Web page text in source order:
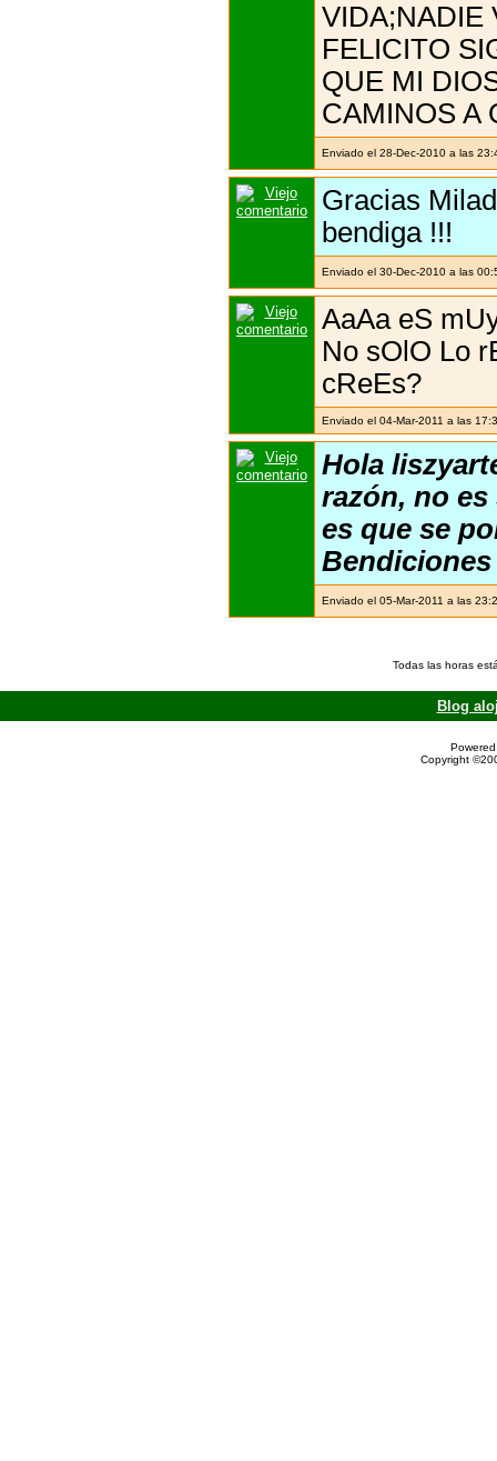
VIDA;NADIE
FELICITO
QUE MI
CAMINOS A
Enviado el 28-Dec-2010 a las
Gracias
bendiga !!!
Enviado el 30-Dec-2010 a las
AaAa eS
No sOlO Lo
cReEs?
Enviado el 04-Mar-2011 a las
Hola
razón, no
es que se
Enviado el 05-Mar-2011 a las
Todas las horas
Blog
Copyright